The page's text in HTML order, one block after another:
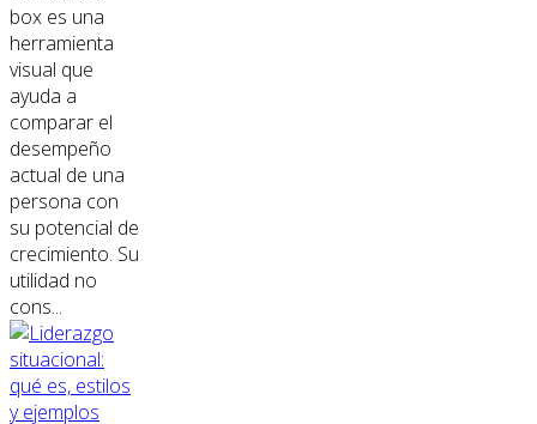
box es una
herramienta
visual que
ayuda a
comparar el
desempeño
actual de una
persona con
su potencial de
crecimiento. Su
utilidad no
cons...